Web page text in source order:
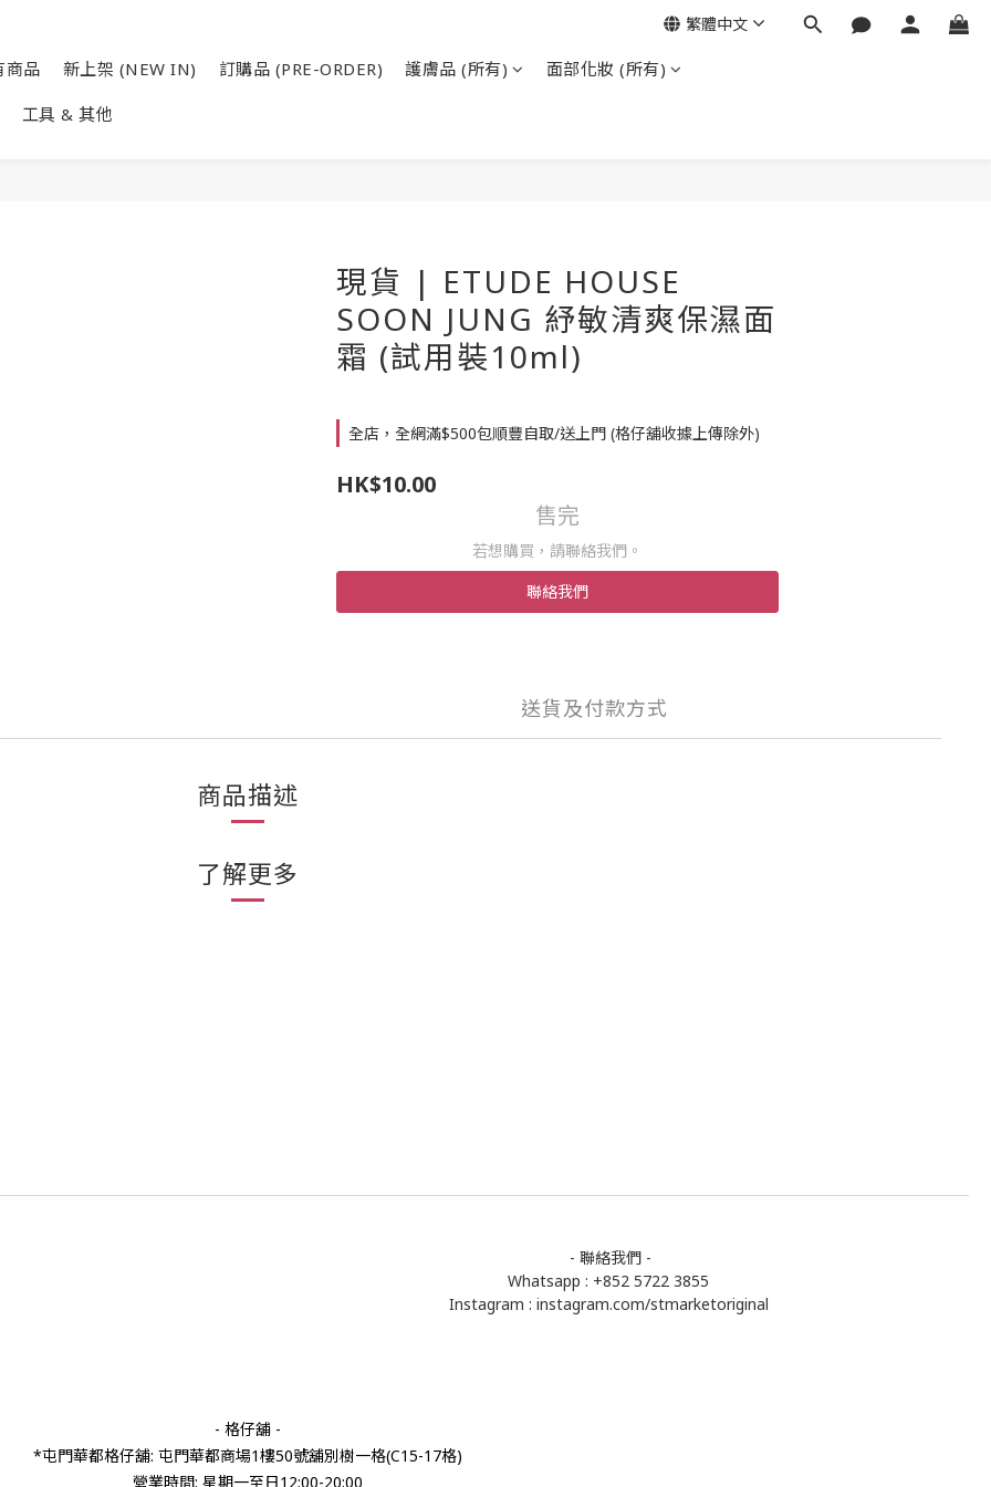
商品 新上架 (NEW IN) 訂購品 (PRE-ORDER) 護膚品 (所有) 面部化妝 (所有)
工具 & 其他
繁體中文
現貨 | ETUDE HOUSE
SOON JUNG 紓敏清爽保濕面
霜 (試用裝10ml)
全店，全網滿$500包順豐自取/送上門 (格仔舖收據上傳除外)
HK$10.00
售完
若想購買，請聯絡我們。
聯絡我們
送貨及付款方式
商品描述
了解更多
- 聯絡我們 -
Whatsapp : +852 5722 3855
Instagram : instagram.com/stmarketoriginal
- 格仔舖 -
*屯門華都格仔舖: 屯門華都商場1樓50號舖別樹一格(C15-17格)
營業時間: 星期一至日12:00-20:00